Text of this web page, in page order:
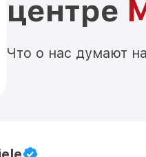
центре
Что о нас думают